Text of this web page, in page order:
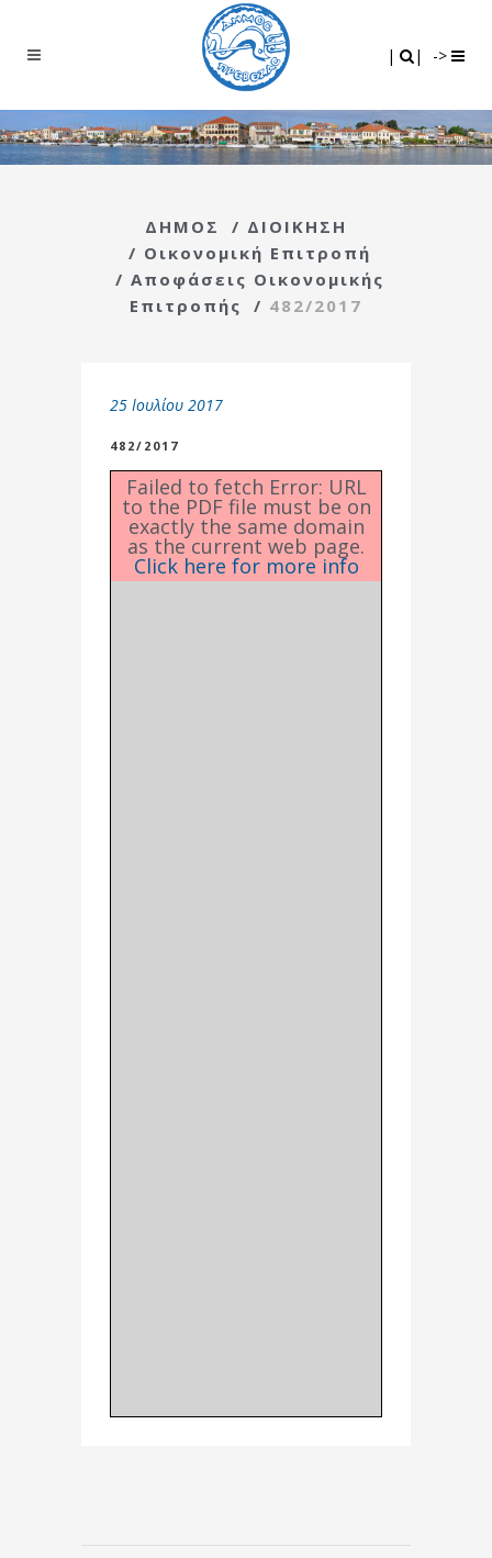
| | ->
ΔΗΜΟΣ / ΔΙΟΙΚΗΣΗ
/ Οικονομική Επιτροπή
/ Αποφάσεις Οικονομικής
Επιτροπής
/ 482/2017
25 Ιουλίου 2017
482/2017
Failed to fetch Error: URL
to the PDF file must be on
exactly the same domain
as the current web page.
Click here for more info